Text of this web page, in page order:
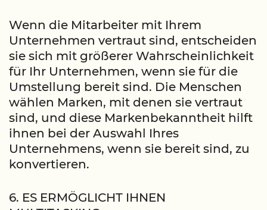
Wenn die Mitarbeiter mit Ihrem
Unternehmen vertraut sind, entscheiden
sie sich mit größerer Wahrscheinlichkeit
für Ihr Unternehmen, wenn sie für die
Umstellung bereit sind. Die Menschen
wählen Marken, mit denen sie vertraut
sind, und diese Markenbekanntheit hilft
ihnen bei der Auswahl Ihres
Unternehmens, wenn sie bereit sind, zu
konvertieren.
6. ES ERMÖGLICHT IHNEN